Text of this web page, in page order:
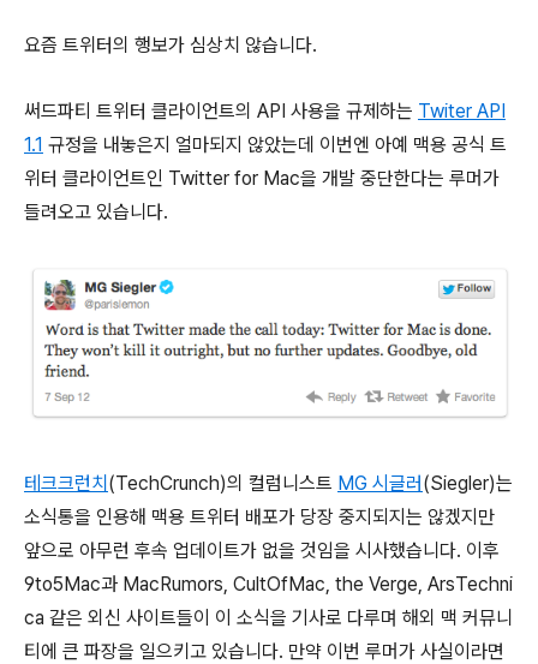
요즘 트위터의 행보가 심상치 않습니다.
써드파티 트위터 클라이언트의 API 사용을 규제하는 Twiter API
1.1 규정을 내놓은지 얼마되지 않았는데 이번엔 아예 맥용 공식 트
위터 클라이언트인 Twitter for Mac을 개발 중단한다는 루머가
들려오고 있습니다.
테크크런치(TechCrunch)의 컬럼니스트 MG 시글러(Siegler)는
소식통을 인용해 맥용 트위터 배포가 당장 중지되지는 않겠지만
앞으로 아무런 후속 업데이트가 없을 것임을 시사했습니다. 이후
9to5Mac과 MacRumors, CultOfMac, the Verge, ArsTechni
ca 같은 외신 사이트들이 이 소식을 기사로 다루며 해외 맥 커뮤니
티에 큰 파장을 일으키고 있습니다. 만약 이번 루머가 사실이라면